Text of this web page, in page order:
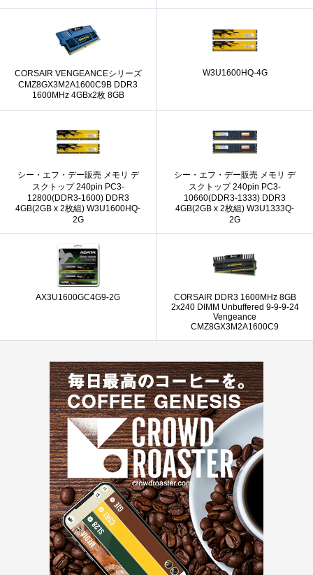
CORSAIR VENGEANCEシリーズ
CMZ8GX3M2A1600C9B DDR3
1600MHz 4GBx2枚 8GB
W3U1600HQ-4G
シー・エフ・デー販売 メモリ デ
スクトップ 240pin PC3-
12800(DDR3-1600) DDR3
4GB(2GB x 2枚組) W3U1600HQ-
2G
シー・エフ・デー販売 メモリ デ
スクトップ 240pin PC3-
10660(DDR3-1333) DDR3
4GB(2GB x 2枚組) W3U1333Q-
2G
AX3U1600GC4G9-2G
CORSAIR DDR3 1600MHz 8GB
2x240 DIMM Unbuffered 9-9-9-24
Vengeance
CMZ8GX3M2A1600C9